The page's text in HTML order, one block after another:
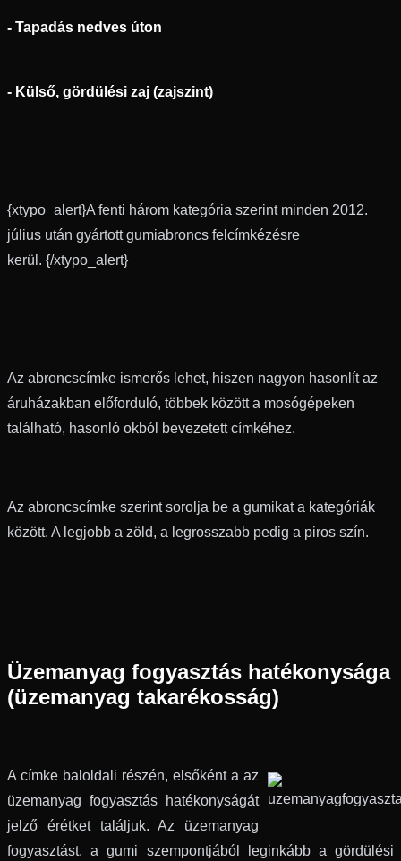
- Tapadás nedves úton
- Külső, gördülési zaj (zajszint)
{xtypo_alert}A fenti három kategória szerint minden 2012.
július után gyártott gumiabroncs felcímkézésre
kerül. {/xtypo_alert}
Az abroncscímke ismerős lehet, hiszen nagyon hasonlít az
áruházakban előforduló, többek között a mosógépeken
található, hasonló okból bevezetett címkéhez.
Az abroncscímke szerint sorolja be a gumikat a kategóriák
között. A legjobb a zöld, a legrosszabb pedig a piros szín.
Üzemanyag fogyasztás hatékonysága
(üzemanyag takarékosság)
A címke baloldali részén, elsőként a az
üzemanyag fogyasztás hatékonyságát
jelző érétket találjuk. Az üzemanyag
fogyasztást, a gumi szempontjából leginkább a gördülési